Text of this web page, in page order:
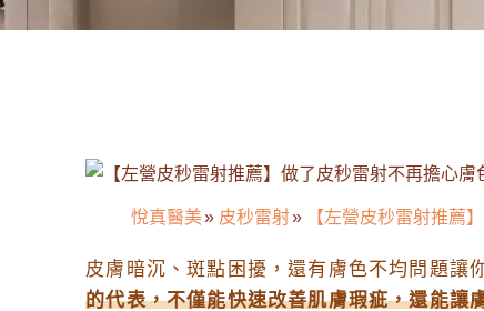
悅真醫美» 皮秒雷射» 【左營皮秒雷射推薦
皮膚暗沉、斑點困擾，還有膚色不均問題讓
的代表，不僅能快速改善肌膚瑕疵，還能讓